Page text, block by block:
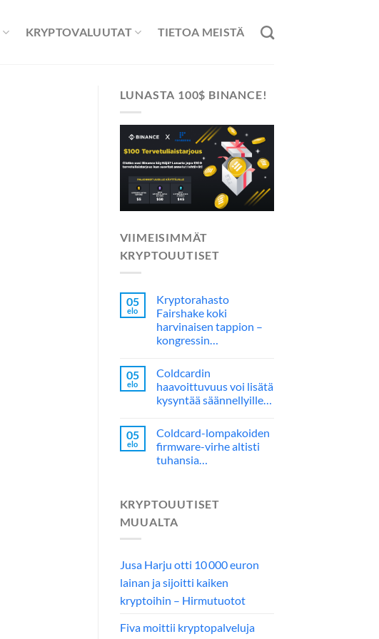
KRYPTOVALUUTAT TIETOA MEISTÄ
LUNASTA 100$ BINANCE!
VIIMEISIMMÄT
KRYPTOUUTISET
05
elo
Kryptorahasto
Fairshake koki
harvinaisen tappion –
kongressin…
05
elo
Coldcardin
haavoittuvuus voi lisätä
kysyntää säännellyille…
05
elo
Coldcard-lompakoiden
firmware-virhe altisti
tuhansia…
KRYPTOUUTISET
MUUALTA
Jusa Harju otti 10 000 euron
lainan ja sijoitti kaiken
kryptoihin – Hirmutuotot
Fiva moittii kryptopalveluja